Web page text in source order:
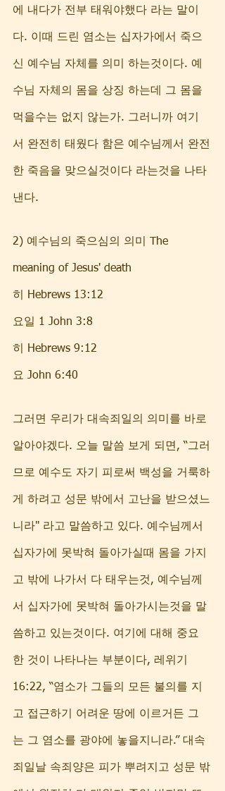
에 내다가 전부 태워야했다 라는 말이
다. 이때 드린 염소는 십자가에서 죽으
신 예수님 자체를 의미 하는것이다. 예
수님 자체의 몸을 상징 하는데 그 몸을
먹을수는 없지 않는가. 그러니까 여기
서 완전히 태웠다 함은 예수님께서 완전
한 죽음을 맞으실것이다 라는것을 나타
낸다.
2) 예수님의 죽으심의 의미 The
meaning of Jesus' death
히 Hebrews 13:12
요일 1 John 3:8
히 Hebrews 9:12
요 John 6:40
그러면 우리가 대속죄일의 의미를 바로
알아야겠다. 오늘 말씀 보게 되면, “그러
므로 예수도 자기 피로써 백성을 거룩하
게 하려고 성문 밖에서 고난을 받으셨느
니라" 라고 말씀하고 있다. 예수님께서
십자가에 못박혀 돌아가실때 몸을 가지
고 밖에 나가서 다 태우는것, 예수님께
서 십자가에 못박혀 돌아가시는것을 말
씀하고 있는것이다. 여기에 대해 중요
한 것이 나타나는 부분이다, 레위기
16:22, “염소가 그들의 모든 불의를 지
고 접근하기 어려운 땅에 이르거든 그
는 그 염소를 광야에 놓을지니라.” 대속
죄일날 속죄양은 피가 뿌려지고 성문 밖